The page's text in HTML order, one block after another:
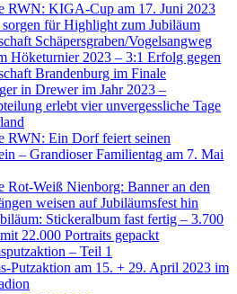
RWN: KIGA-Cup am 17. Juni 2023
sorgen für Highlight zum Jubiläum
Schäpersgraben/Vogelsangweg
Höketurnier 2023 – 3:1 Erfolg gegen
Brandenburg im Finale
in Drewer im Jahr 2023 –
erlebt vier unvergessliche Tage
RWN: Ein Dorf feiert seinen
– Grandioser Familientag am 7. Mai
Rot-Weiß Nienborg: Banner an den
weisen auf Jubiläumsfest hin
Stickeralbum fast fertig – 3.700
22.000 Portraits gepackt
– Teil 1
Putzaktion am 15. + 29. April 2023 im